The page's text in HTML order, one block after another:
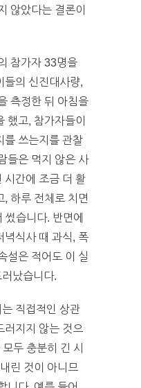
않았다는 결론이
참가자 33명을
들의 신진대사량,
측정한 뒤 아침을
했고, 참가자들이
를 쓰는지를 관찰
들은 먹지 않은 사
시간에 조금 더 활
, 하루 전체로 치면
습니다. 반면에
녁식사 때 과식, 폭
설은 적어도 이 실
났습니다.
직접적인 상관
러지지 않는 것으
두 충분히 긴 시
린 것이 아니므